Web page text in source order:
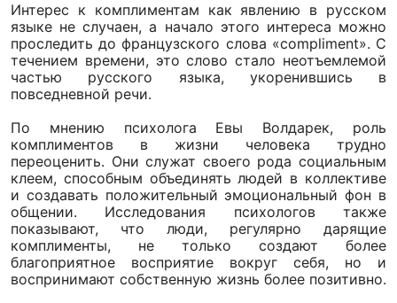
Интерес к комплиментам как явлению в русском
языке не случаен, а начало этого интереса можно
проследить до французского слова «compliment». С
течением времени, это слово стало неотъемлемой
частью русского языка, укоренившись в
повседневной речи.
По мнению психолога Евы Волдарек, роль
комплиментов в жизни человека трудно
переоценить. Они служат своего рода социальным
клеем, способным объединять людей в коллективе
и создавать положительный эмоциональный фон в
общении. Исследования психологов также
показывают, что люди, регулярно дарящие
комплименты, не только создают более
благоприятное восприятие вокруг себя, но и
воспринимают собственную жизнь более позитивно.